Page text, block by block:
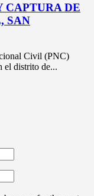
CAPTURA DE
SAN
Civil (PNC)
el distrito de...